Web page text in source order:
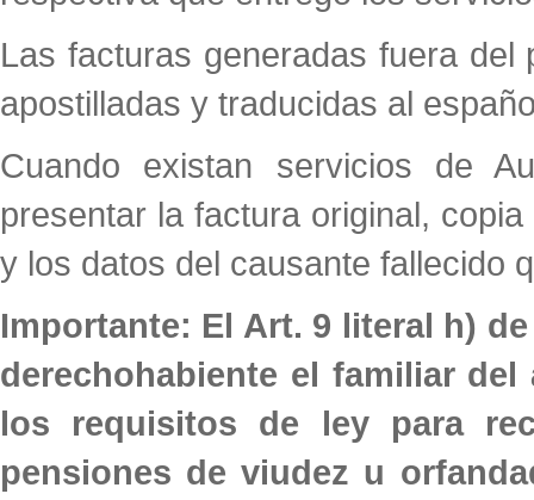
Las facturas generadas fuera
apostilladas y traducidas al
Cuando existan servicios de
presentar la factura original,
y los datos del causante fallecido
Importante: El Art. 9 literal h)
derechohabiente el familiar
los requisitos de ley para
pensiones de viudez u